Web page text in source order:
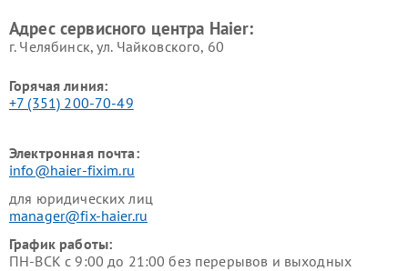
Адрес сервисного центра Haier:
г. Челябинск, ул. Чайковского, 60
Горячая линия:
+7 (351) 200-70-49
Электронная почта:
info@haier-fixim.ru
для юридических лиц
manager@fix-haier.ru
График работы:
ПН-ВСК с 9:00 до 21:00 без перерывов и выходных